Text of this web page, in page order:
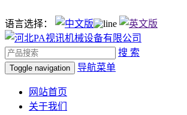
语言选择：
搜 索
Toggle navigation 导航菜单
网站首页
关于我们